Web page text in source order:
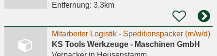
Entfernung: 3,3km
Mitarbeiter Logistik - Speditionspacker (m/w/d)
KS Tools Werkzeuge - Maschinen GmbH